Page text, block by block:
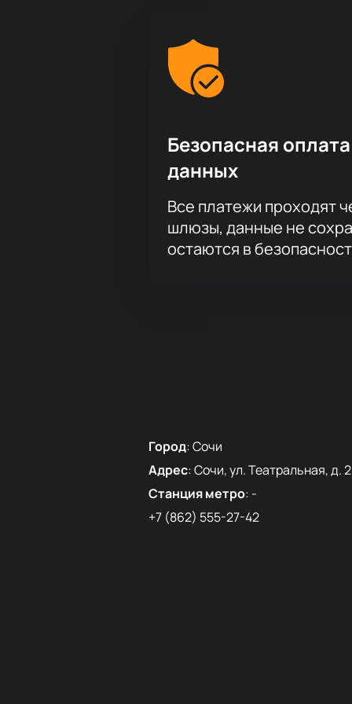
Безопасная
данных
Все платежи проходят
шлюзы, данные не
остаются в
Город:Сочи
Адрес:Сочи, ул. Театральная, д. 2
Станция метро: -
+7 (862) 555-27-42